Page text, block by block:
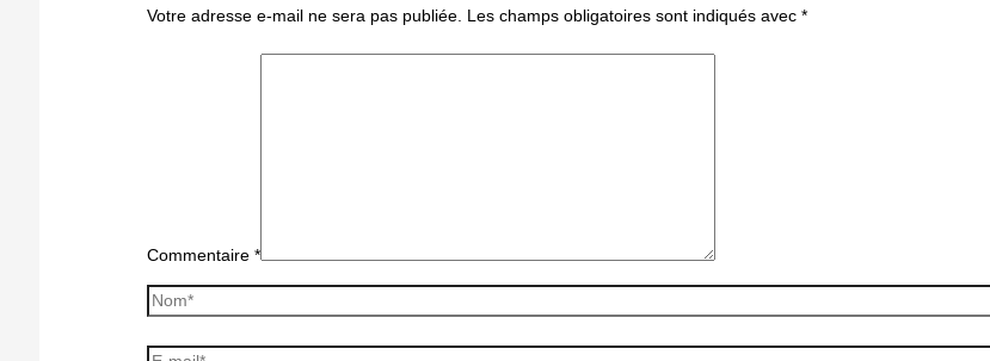
Votre adresse e-mail ne sera pas publiée. Les champs obligatoires sont indiqués avec *
Commentaire *
Nom*
E-